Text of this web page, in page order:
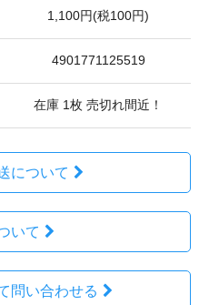
1,100円(税100円)
4901771125519
在庫 1枚 売切れ間近！
について
いて
問い合わせる